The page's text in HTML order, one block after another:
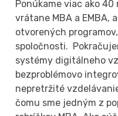
Ponúkame viac ako
vrátane MBA a EMBA,
otvorených
spoločnosti.
systémy digitálneho
bezproblémovo
nepretržité
čomu sme jedným z